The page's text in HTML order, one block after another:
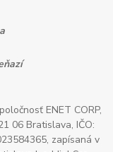
ENET CORP,
06 Bratislava, IČO:
zapísaná v